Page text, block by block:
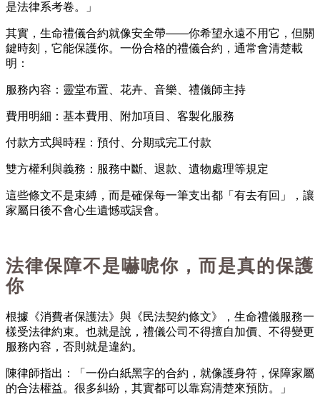
是法律系考卷。」
其實，生命禮儀合約就像安全帶——你希望永遠不用它，但關
鍵時刻，它能保護你。 一份合格的禮儀合約，通常會清楚載
明：
服務內容 ：靈堂布置、花卉、音樂、禮儀師主持
費用明細 ：基本費用、附加項目、客製化服務
付款方式與時程 ：預付、分期或完工付款
雙方權利與義務 ：服務中斷、退款、遺物處理等規定
這些條文不是束縛，而是確保每一筆支出都「有去有回」，讓
家屬日後不會心生遺憾或誤會。
法律保障不是嚇唬你，而是真的保護
你
根據《消費者保護法》與《民法契約條文》，生命禮儀服務一
樣受法律約束。也就是說，禮儀公司不得擅自加價、不得變更
服務內容，否則就是違約。
陳律師指出：「一份白紙黑字的合約，就像護身符，保障家屬
的合法權益。很多糾紛，其實都可以靠寫清楚來預防。」